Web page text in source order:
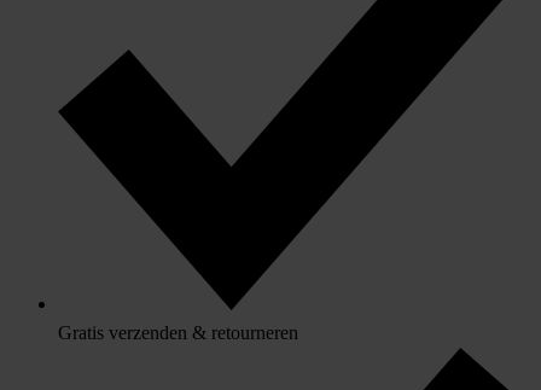
Gratis verzenden & retourneren